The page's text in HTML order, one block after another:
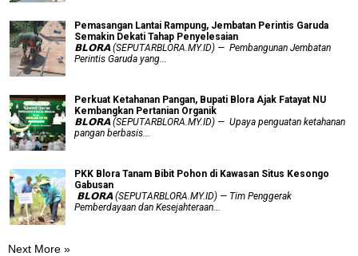
Pemasangan Lantai Rampung, Jembatan Perintis Garuda
Semakin Dekati Tahap Penyelesaian
𝗕𝗟𝗢𝗥𝗔 (SEPUTARBLORA.MY.ID) — Pembangunan Jembatan
Perintis Garuda yang...
​Perkuat Ketahanan Pangan, Bupati Blora Ajak Fatayat NU
Kembangkan Pertanian Organik
𝗕𝗟𝗢𝗥𝗔 (SEPUTARBLORA.MY.ID) — Upaya penguatan ketahanan
pangan berbasis...
PKK Blora Tanam Bibit Pohon di Kawasan Situs Kesongo
Gabusan
‎ 𝗕𝗟𝗢𝗥𝗔 (SEPUTARBLORA.MY.ID) — Tim Penggerak
Pemberdayaan dan Kesejahteraan...
Next More »